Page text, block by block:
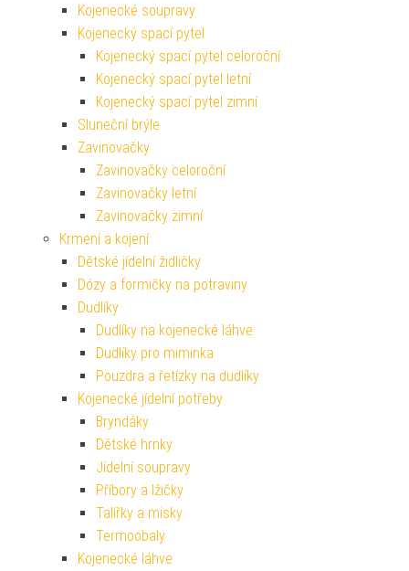
Kojenecké soupravy
Kojenecký spací pytel
Kojenecký spací pytel celoroční
Kojenecký spací pytel letní
Kojenecký spací pytel zimní
Sluneční brýle
Zavinovačky
Zavinovačky celoroční
Zavinovačky letní
Zavinovačky zimní
Krmení a kojení
Dětské jídelní židličky
Dózy a formičky na potraviny
Dudlíky
Dudlíky na kojenecké láhve
Dudlíky pro miminka
Pouzdra a řetízky na dudlíky
Kojenecké jídelní potřeby
Bryndáky
Dětské hrnky
Jídelní soupravy
Příbory a lžičky
Talířky a misky
Termoobaly
Kojenecké láhve